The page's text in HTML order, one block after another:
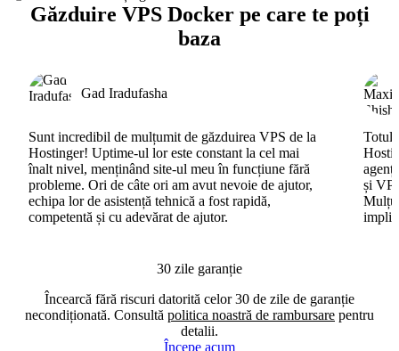
Găzduire VPS Docker pe care te poți
baza
Gad Iradufasha
Sunt incredibil de mulțumit de găzduirea VPS de la
Hostinger! Uptime-ul lor este constant la cel mai
înalt nivel, menținând site-ul meu în funcțiune fără
probleme. Ori de câte ori am avut nevoie de ajutor,
echipa lor de asistență tehnică a fost rapidă,
competentă și cu adevărat de ajutor.
Totul
și
30 zile garanție
Încearcă fără riscuri datorită celor 30 de zile de garanție
necondiționată. Consultă politica noastră de rambursare pentru
detalii.
Începe acum